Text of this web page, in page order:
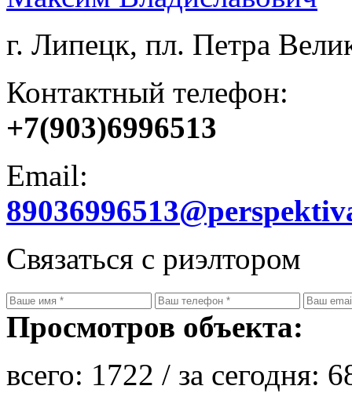
г. Липецк, пл. Петра
Контактный телефон:
+7(903)6996513
Email:
Связаться с риэлтором
Просмотров объекта:
всего: 1722 / за сегодня: